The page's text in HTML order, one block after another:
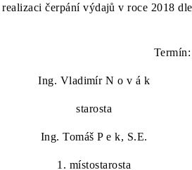
realizaci čerpání výdajů v roce 2018
Ing. Vladimír N o v á k
starosta
Ing. Tomáš P e k, S.E.
1. místostarosta